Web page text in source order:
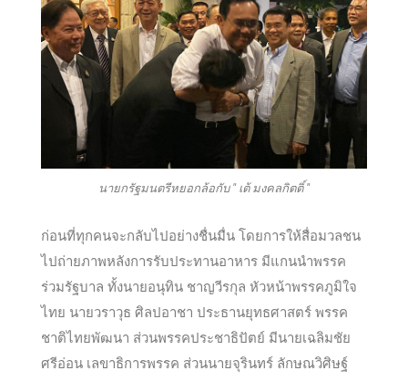
นายกรัฐมนตรีหยอกล้อกับ " เต้ มงคลกิตติ์ "
ก่อนที่ทุกคนจะกลับไปอย่างชื่นมื่น โดยการให้สื่อมวลชน
ไปถ่ายภาพหลังการรับประทานอาหาร มีแกนนำพรรค
ร่วมรัฐบาล ทั้งนายอนุทิน ชาญวีรกุล หัวหน้าพรรคภูมิใจ
ไทย นายวราวุธ ศิลปอาชา ประธานยุทธศาสตร์ พรรค
ชาติไทยพัฒนา ส่วนพรรคประชาธิปัตย์ มีนายเฉลิมชัย
ศรีอ่อน เลขาธิการพรรค ส่วนนายจุรินทร์ ลักษณวิศิษฐ์